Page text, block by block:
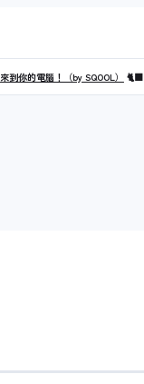
你的電腦！（by SQOOL） 🐈‍⬛